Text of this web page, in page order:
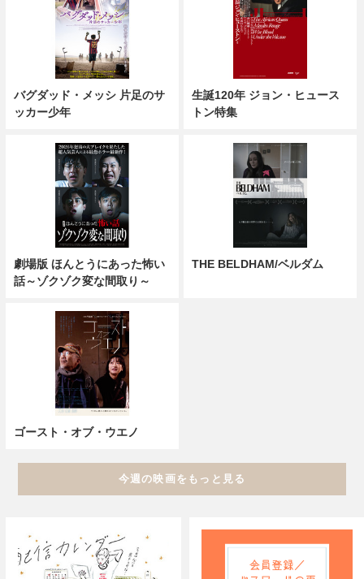
バグダッド・メッシ 片足のサ
ッカー少年
生誕120年 ジョン・ヒュース
トン特集
劇場版 ほんとうにあった怖い
話～ゾクゾク変な間取り～
THE BELDHAM/ベルダム
ゴースト・オブ・ウエノ
今週の映画をもっと見る